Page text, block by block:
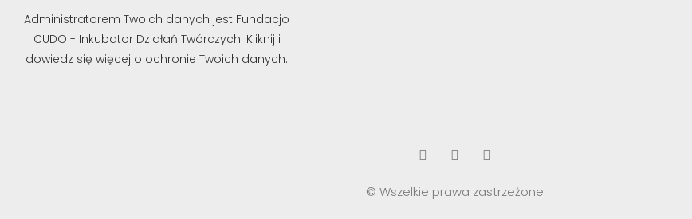
Administratorem Twoich danych jest Fundacjo
CUDO - Inkubator Działań Twórczych. Kliknij i
dowiedz się więcej o ochronie Twoich danych.
© Wszelkie prawa zastrzeżone